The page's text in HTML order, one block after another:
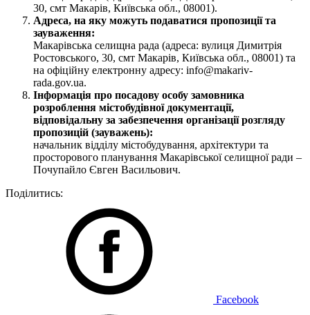
30, смт Макарів, Київська обл., 08001).
Адреса, на яку можуть подаватися пропозиції та
зауваження:
Макарівська селищна рада (адреса: вулиця Димитрія
Ростовського, 30, смт Макарів, Київська обл., 08001) та
на офіційну електронну адресу: info@makariv-
rada.gov.ua.
Інформація про посадову особу замовника
розроблення містобудівної документації,
відповідальну за забезпечення організації розгляду
пропозицій (зауважень):
начальник відділу містобудування, архітектури та
просторового планування Макарівської селищної ради –
Почупайло Євген Васильович.
Поділитись:
Facebook